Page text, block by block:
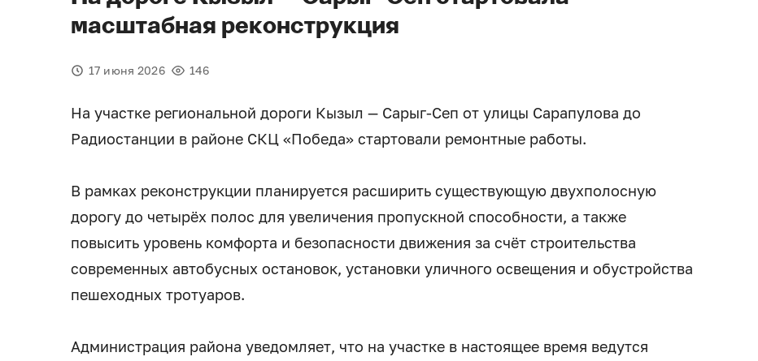
масштабная реконструкция
17 июня 2026 146
На участке региональной дороги Кызыл — Сарыг-Сеп от улицы Сарапулова до
Радиостанции в районе СКЦ «Победа» стартовали ремонтные работы.
В рамках реконструкции планируется расширить существующую двухполосную
дорогу до четырёх полос для увеличения пропускной способности, а также
повысить уровень комфорта и безопасности движения за счёт строительства
современных автобусных остановок, установки уличного освещения и обустройства
пешеходных тротуаров.
Администрация района уведомляет, что на участке в настоящее время ведутся